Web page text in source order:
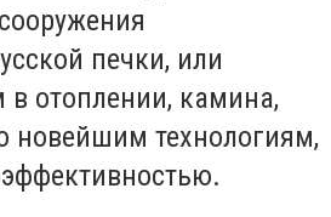
печки, или
в отоплении, камина,
новейшим технологиям,